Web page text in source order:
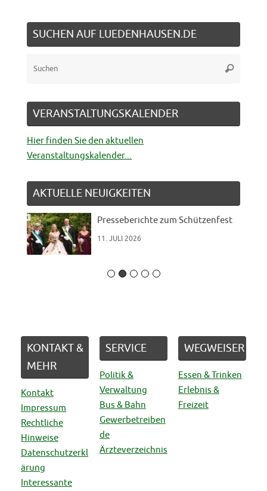
SUCHEN AUF LUEDENHAUSEN.DE
Suchen
VERANSTALTUNGSKALENDER
Hier finden Sie den aktuellen
Veranstaltungskalender...
AKTUELLE NEUIGKEITEN
Presseberichte zum Schützenfest
11. JULI 2026
KONTAKT &
MEHR
Kontakt
Impressum
Rechtliche
Hinweise
Datenschutzerkl
ärung
Interessante
SERVICE
Politik &
Verwaltung
Bus & Bahn
Gewerbetreiben
de
Ärzteverzeichnis
WEGWEISER
Essen & Trinken
Erlebnis &
Freizeit